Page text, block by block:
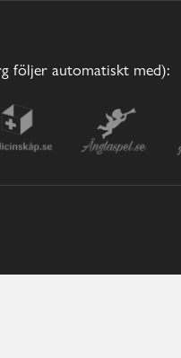
följer automatiskt med):